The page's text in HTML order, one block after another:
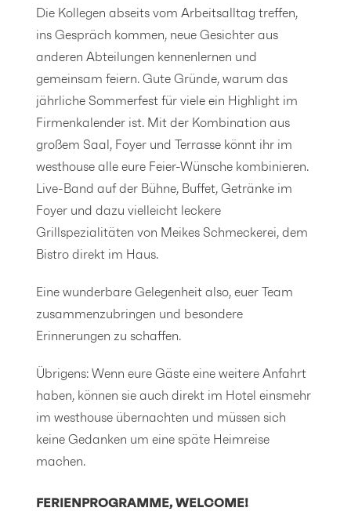
Die Kollegen abseits vom Arbeitsalltag treffen,
ins Gespräch kommen, neue Gesichter aus
anderen Abteilungen kennenlernen und
gemeinsam feiern. Gute Gründe, warum das
jährliche Sommerfest für viele ein Highlight im
Firmenkalender ist. Mit der Kombination aus
großem Saal, Foyer und Terrasse könnt ihr im
westhouse alle eure Feier-Wünsche kombinieren.
Live-Band auf der Bühne, Buffet, Getränke im
Foyer und dazu vielleicht leckere
Grillspezialitäten von Meikes Schmeckerei, dem
Bistro direkt im Haus.
Eine wunderbare Gelegenheit also, euer Team
zusammenzubringen und besondere
Erinnerungen zu schaffen.
Übrigens: Wenn eure Gäste eine weitere Anfahrt
haben, können sie auch direkt im Hotel einsmehr
im westhouse übernachten und müssen sich
keine Gedanken um eine späte Heimreise
machen.
FERIENPROGRAMME, WELCOME!